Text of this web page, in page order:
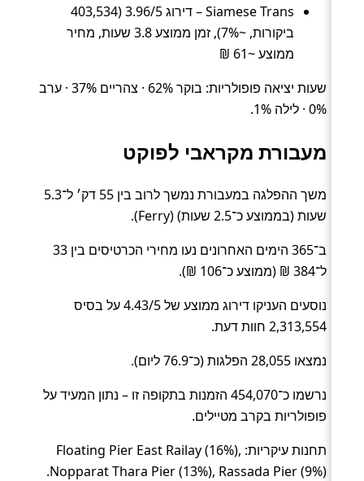
Siamese Trans – דירוג 3.96/5 (403,534
ביקורות, ~7%), זמן ממוצע 3.8 שעות, מחיר
ממוצע ~61 ₪
שעות יציאה פופולריות: בוקר 62% · צהריים 37% · ערב
0% · לילה 1%.
מעבורת מקראבי לפוקט
משך ההפלגה במעבורת נמשך לרוב בין 55 דק׳ ל־5.3
שעות (בממוצע כ־2.5 שעות) (Ferry).
ב־365 הימים האחרונים נעו מחירי הכרטיסים בין 33
ל־384 ₪ (ממוצע כ־106 ₪).
נוסעים העניקו דירוג ממוצע של 4.43/5 על בסיס
2,313,554 חוות דעת.
נמצאו 28,055 הפלגות (כ־76.9 ליום).
נרשמו כ־454,070 הזמנות בתקופה זו – נתון המעיד על
פופולריות בקרב מטיילים.
תחנות עיקריות: Floating Pier East Railay (16%),
Nopparat Thara Pier (13%), Rassada Pier (9%).